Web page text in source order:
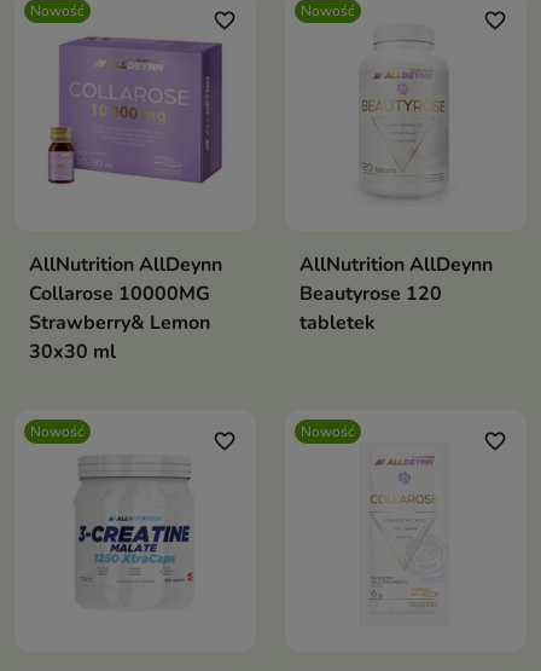
Nowość favorite_border
AllNutrition AllDeynn
Collarose 10000MG
Strawberry& Lemon
30x30 ml
Nowość favorite_border
AllNutrition AllDeynn
Beautyrose 120
tabletek
Nowość favorite_border Nowość favorite_border